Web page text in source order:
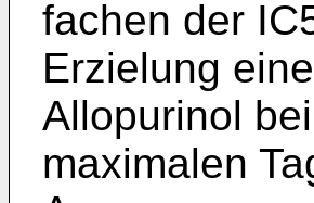
fachen der
Erzielung
Allopurinol
maximalen